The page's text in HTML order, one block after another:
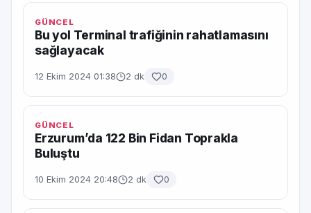
GÜNCEL
Bu yol Terminal trafiğinin rahatlamasını
sağlayacak
12 Ekim 2024 01:38 2 dk 0
GÜNCEL
Erzurum’da 122 Bin Fidan Toprakla
Buluştu
10 Ekim 2024 20:48 2 dk 0